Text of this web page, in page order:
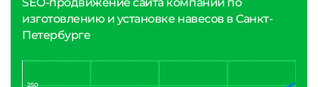
изготовлению и установке навесов в Санкт-
Петербурге